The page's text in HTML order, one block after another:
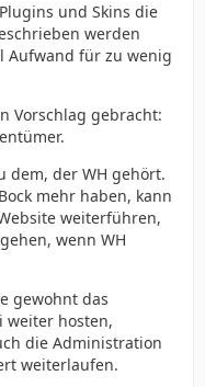
und Skins die
werden
Aufwand für zu wenig
Vorschlag gebracht:
dem, der WH gehört.
mehr haben, kann
weiterführen,
wenn WH
gewohnt das
weiter hosten,
die Administration
weiterlaufen.